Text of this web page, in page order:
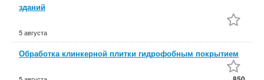
зданий
5 августа
Обработка клинкерной плитки гидрофобным покрытием